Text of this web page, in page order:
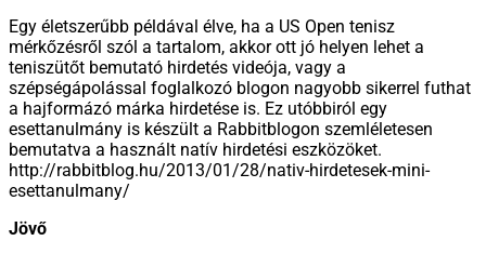
Egy életszerűbb példával élve, ha a US Open tenisz
mérkőzésről szól a tartalom, akkor ott jó helyen lehet a
teniszütőt bemutató hirdetés videója, vagy a
szépségápolással foglalkozó blogon nagyobb sikerrel futhat
a hajformázó márka hirdetése is. Ez utóbbiról egy
esettanulmány is készült a Rabbitblogon szemléletesen
bemutatva a használt natív hirdetési eszközöket.
http://rabbitblog.hu/2013/01/28/nativ-hirdetesek-mini-
esettanulmany/
Jövő